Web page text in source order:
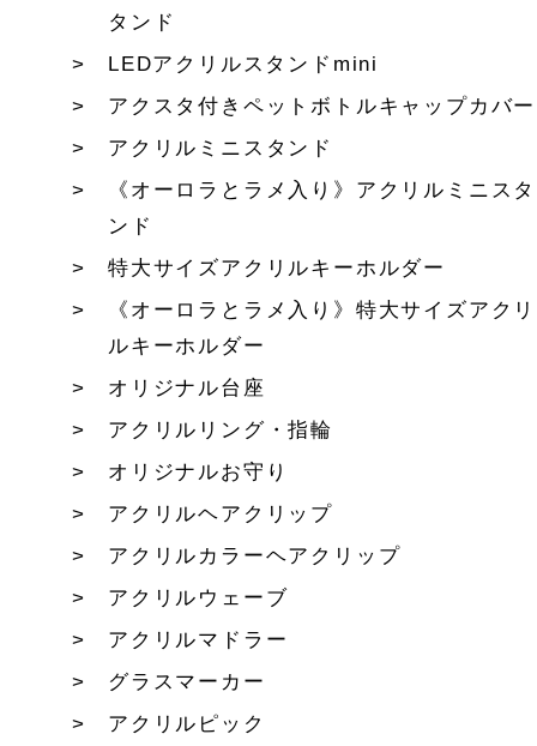
タンド
LEDアクリルスタンドmini
アクスタ付きペットボトルキャップカバー
アクリルミニスタンド
《オーロラとラメ入り》アクリルミニスタ
ンド
特大サイズアクリルキーホルダー
《オーロラとラメ入り》特大サイズアクリ
ルキーホルダー
オリジナル台座
アクリルリング・指輪
オリジナルお守り
アクリルヘアクリップ
アクリルカラーヘアクリップ
アクリルウェーブ
アクリルマドラー
グラスマーカー
アクリルピック